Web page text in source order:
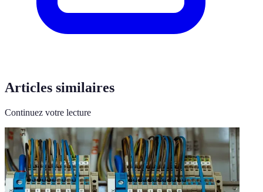
Articles similaires
Continuez votre lecture